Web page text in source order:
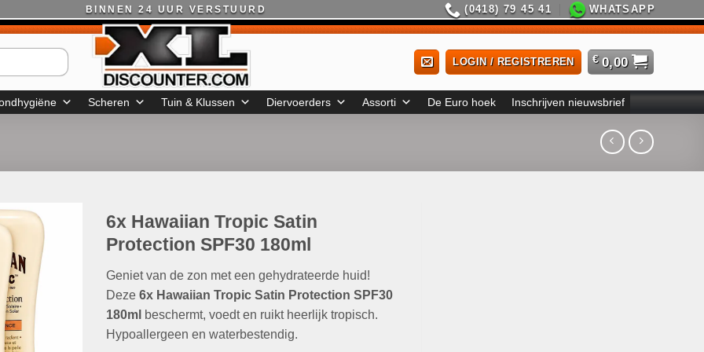
BINNEN 24 UUR VERSTUURD (0418) 79 45 41 WHATSAPP
LOGIN / REGISTREREN € 0,00
Scheren Tuin & Klussen Diervoerders Assorti De Euro hoek Inschrijven nieuwsbrief
6x Hawaiian Tropic Satin
Protection SPF30 180ml
Geniet van de zon met een gehydrateerde huid!
Deze 6x Hawaiian Tropic Satin Protection SPF30
180ml beschermt, voedt en ruikt heerlijk tropisch.
Hypoallergeen en waterbestendig.